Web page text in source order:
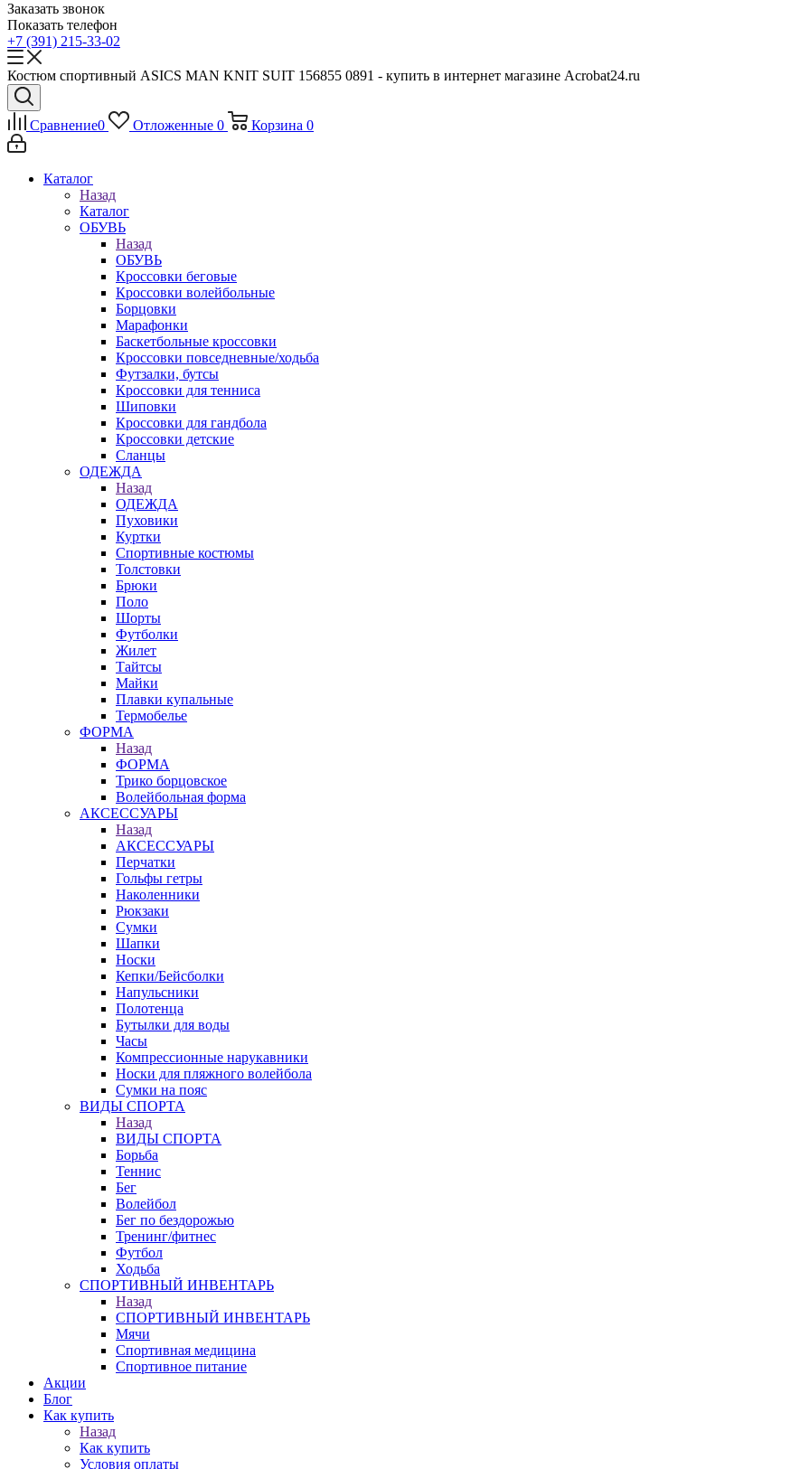
Заказать звонок
Показать телефон
+7 (391) 215-33-02
Костюм спортивный ASICS MAN KNIT SUIT 156855 0891 - купить в интернет магазине Acrobat24.ru
Сравнение0 Отложенные 0 Корзина 0
Каталог
Назад
Каталог
ОБУВЬ
Назад
ОБУВЬ
Кроссовки беговые
Кроссовки волейбольные
Борцовки
Марафонки
Баскетбольные кроссовки
Кроссовки повседневные/ходьба
Футзалки, бутсы
Кроссовки для тенниса
Шиповки
Кроссовки для гандбола
Кроссовки детские
Сланцы
ОДЕЖДА
Назад
ОДЕЖДА
Пуховики
Куртки
Спортивные костюмы
Толстовки
Брюки
Поло
Шорты
Футболки
Жилет
Тайтсы
Майки
Плавки купальные
Термобелье
ФОРМА
Назад
ФОРМА
Трико борцовское
Волейбольная форма
АКСЕССУАРЫ
Назад
АКСЕССУАРЫ
Перчатки
Гольфы гетры
Наколенники
Рюкзаки
Сумки
Шапки
Носки
Кепки/Бейсболки
Напульсники
Полотенца
Бутылки для воды
Часы
Компрессионные нарукавники
Носки для пляжного волейбола
Сумки на пояс
ВИДЫ СПОРТА
Назад
ВИДЫ СПОРТА
Борьба
Теннис
Бег
Волейбол
Бег по бездорожью
Тренинг/фитнес
Футбол
Ходьба
СПОРТИВНЫЙ ИНВЕНТАРЬ
Назад
СПОРТИВНЫЙ ИНВЕНТАРЬ
Мячи
Спортивная медицина
Спортивное питание
Акции
Блог
Как купить
Назад
Как купить
Условия оплаты